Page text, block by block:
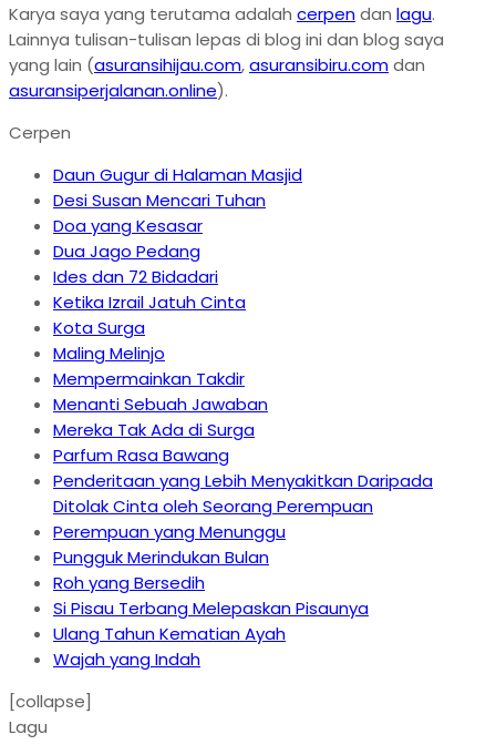
Karya saya yang terutama adalah cerpendan lagu.
Lainnya tulisan-tulisan lepas di blog ini dan blog saya
yang lain (asuransihijau.com,asuransibiru.comdan
asuransiperjalanan.online).
Cerpen
Daun Gugur di Halaman Masjid
Desi Susan Mencari Tuhan
Doa yang Kesasar
Dua Jago Pedang
Ides dan 72 Bidadari
Ketika Izrail Jatuh Cinta
Kota Surga
Maling Melinjo
Mempermainkan Takdir
Menanti Sebuah Jawaban
Mereka Tak Ada di Surga
Parfum Rasa Bawang
Penderitaan yang Lebih Menyakitkan Daripada
Ditolak Cinta oleh Seorang Perempuan
Perempuan yang Menunggu
Pungguk Merindukan Bulan
Roh yang Bersedih
Si Pisau Terbang Melepaskan Pisaunya
Ulang Tahun Kematian Ayah
Wajah yang Indah
[collapse]
Lagu